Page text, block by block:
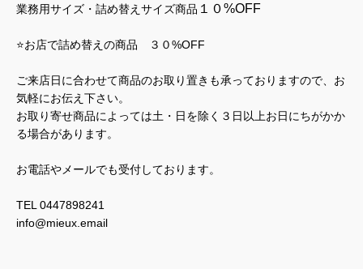
業務用サイズ・詰め替えサイズ商品 １０%OFF
⭐️お店で詰め替えの商品 ３０%OFF
ご来店日に合わせて商品のお取り置きも承っておりますので、お
気軽にお伝え下さい。
お取り寄せ商品によっては土・日を除く３日以上お日にちがかか
る場合があります。
お電話やメールでも受付しております。
TEL 0447898241
info@mieux.email